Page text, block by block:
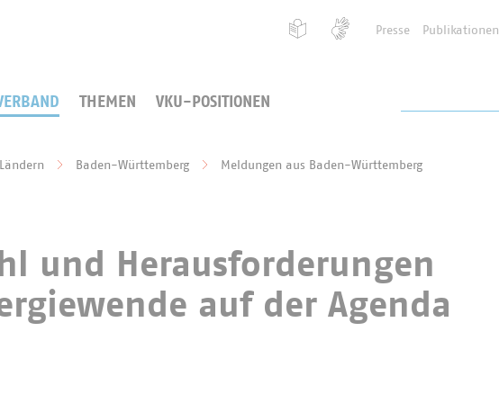
Presse Publikationen
THEMEN VKU-POSITIONEN
Baden-Württemberg Meldungen aus Baden-Württemberg
und Herausforderungen
auf der Agenda